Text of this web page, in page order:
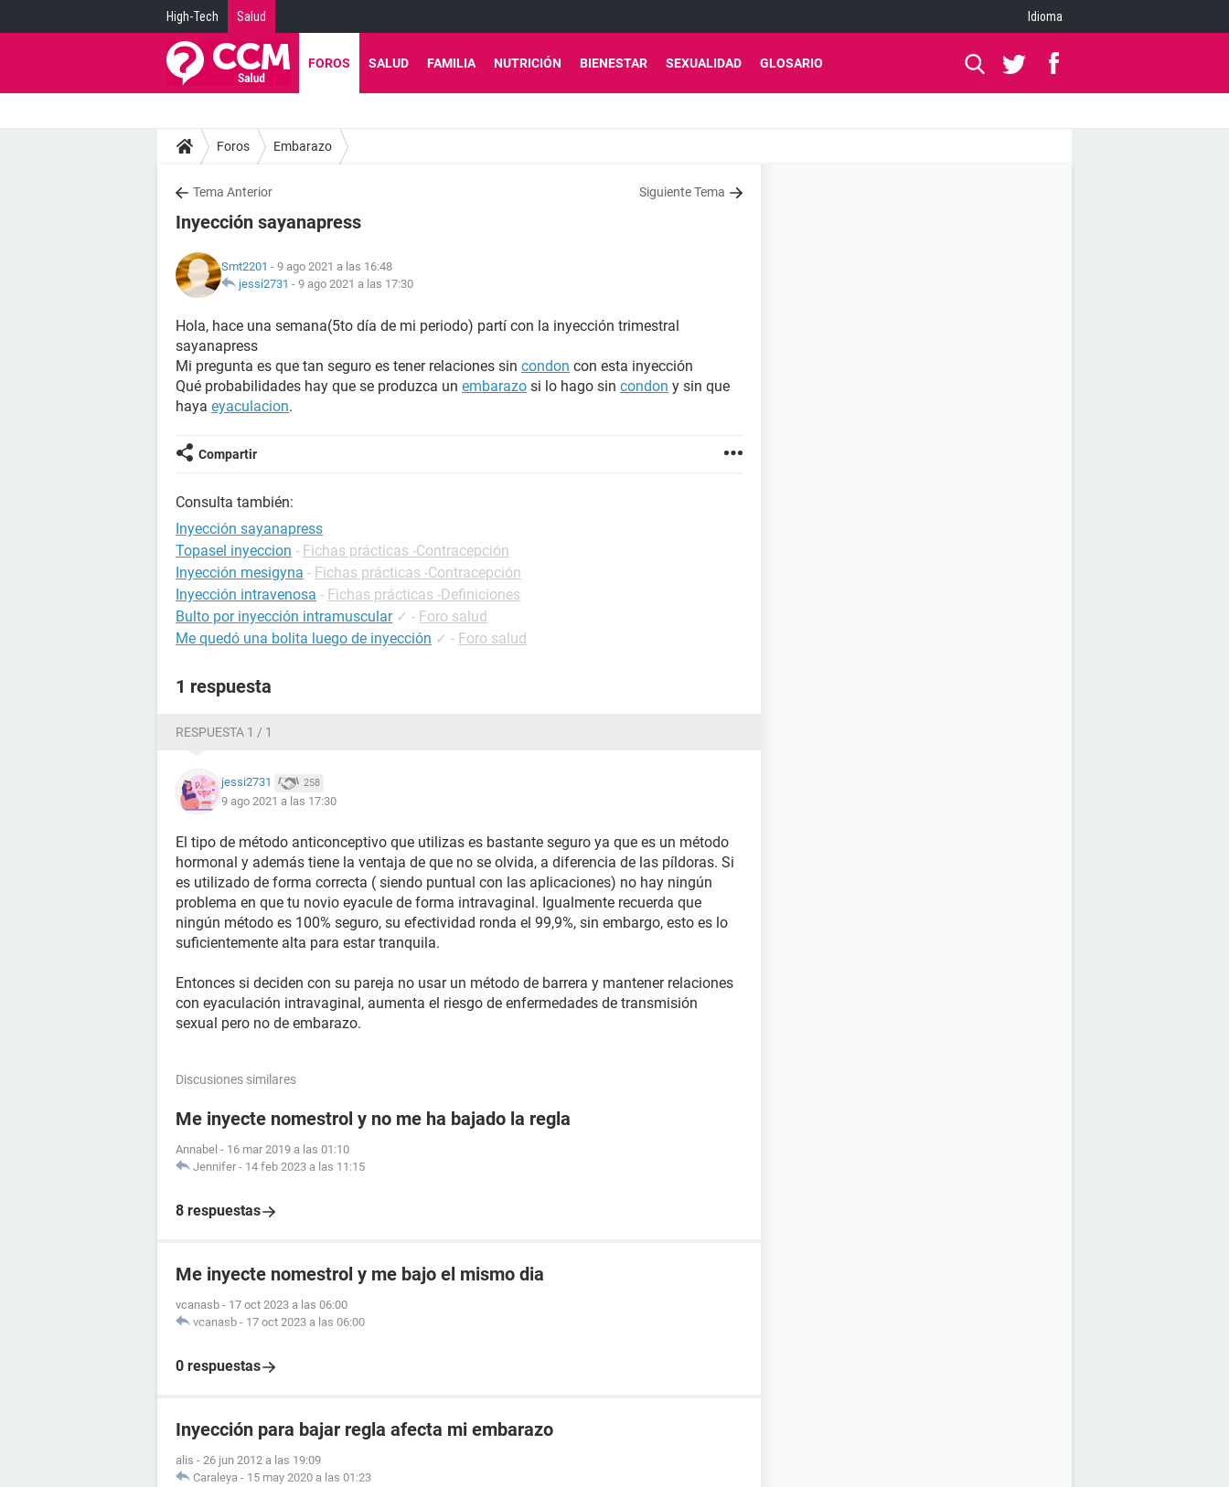
High-Tech Salud Idioma
FOROS SALUD FAMILIA NUTRICIÓN BIENESTAR SEXUALIDAD GLOSARIO
Foros Embarazo
Tema Anterior Siguiente Tema
Inyección sayanapress
Smt2201 - 9 ago 2021 a las 16:48
jessi2731 - 9 ago 2021 a las 17:30
Hola, hace una semana(5to día de mi periodo) partí con la inyección trimestral
sayanapress
Mi pregunta es que tan seguro es tener relaciones sin condon con esta inyección
Qué probabilidades hay que se produzca un embarazo si lo hago sin condon y sin que
haya eyaculacion.
Compartir
Consulta también:
Inyección sayanapress
Topasel inyeccion - Fichas prácticas -Contracepción
Inyección mesigyna - Fichas prácticas -Contracepción
Inyección intravenosa - Fichas prácticas -Definiciones
Bulto por inyección intramuscular ✓ - Foro salud
Me quedó una bolita luego de inyección ✓ - Foro salud
1 respuesta
RESPUESTA 1 / 1
jessi2731 258
9 ago 2021 a las 17:30
El tipo de método anticonceptivo que utilizas es bastante seguro ya que es un método
hormonal y además tiene la ventaja de que no se olvida, a diferencia de las píldoras. Si
es utilizado de forma correcta ( siendo puntual con las aplicaciones) no hay ningún
problema en que tu novio eyacule de forma intravaginal. Igualmente recuerda que
ningún método es 100% seguro, su efectividad ronda el 99,9%, sin embargo, esto es lo
suficientemente alta para estar tranquila.
Entonces si deciden con su pareja no usar un método de barrera y mantener relaciones
con eyaculación intravaginal, aumenta el riesgo de enfermedades de transmisión
sexual pero no de embarazo.
Discusiones similares
Me inyecte nomestrol y no me ha bajado la regla
Annabel - 16 mar 2019 a las 01:10
Jennifer - 14 feb 2023 a las 11:15
8 respuestas
Me inyecte nomestrol y me bajo el mismo dia
vcanasb - 17 oct 2023 a las 06:00
vcanasb - 17 oct 2023 a las 06:00
0 respuestas
Inyección para bajar regla afecta mi embarazo
alis - 26 jun 2012 a las 19:09
Caraleya - 15 may 2020 a las 01:23